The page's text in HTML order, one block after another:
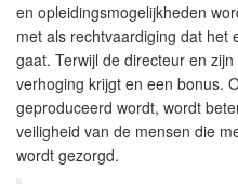
en opleidingsmogelijkheden
met als rechtvaardiging dat het
gaat. Terwijl de directeur en
verhoging krijgt en een bonus.
geproduceerd wordt, wordt
veiligheid van de mensen die
wordt gezorgd.